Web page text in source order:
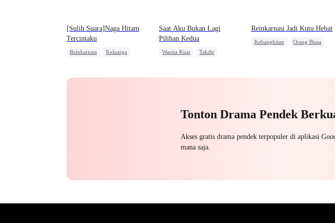
[Sulih Suara]Naga Hitam
Tercintaku
Reinkarnasi
Keluarga
Saat Aku Bukan Lagi
Pilihan Kedua
Wanita Kuat
Takdir
Reinkarnasi Jadi Kutu Hebat
Kebangkitan
Orang Biasa
Tonton Drama Pendek
Akses gratis drama pendek terpopuler di aplikasi
mana saja.